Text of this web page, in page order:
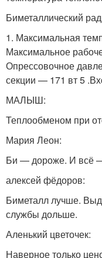
Биметаллический
1. Максимальная
Максимальное
Опрессовочное
секции — 171 вт 5
МАЛЫШ:
Теплообменом при
Мария Леон:
Би — дороже. И всё
алексей фёдоров:
Биметалл лучше.
службы дольше.
Аленький цветочек:
Наверное только